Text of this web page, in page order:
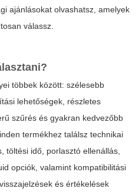
ajánlásokat olvashatsz, amelyek
válassz.
többek között: szélesebb
lehetőségek, részletes
szűrés és gyakran kedvezőbb
termékhez találsz technikai
töltési idő, porlasztó ellenállás,
opciók, valamint kompatibilitási
és értékelések